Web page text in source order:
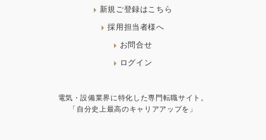
新規ご登録はこちら
採用担当者様へ
お問合せ
ログイン
電気・設備業界に特化した専門転職サイト。
「自分史上最高のキャリアアップを」